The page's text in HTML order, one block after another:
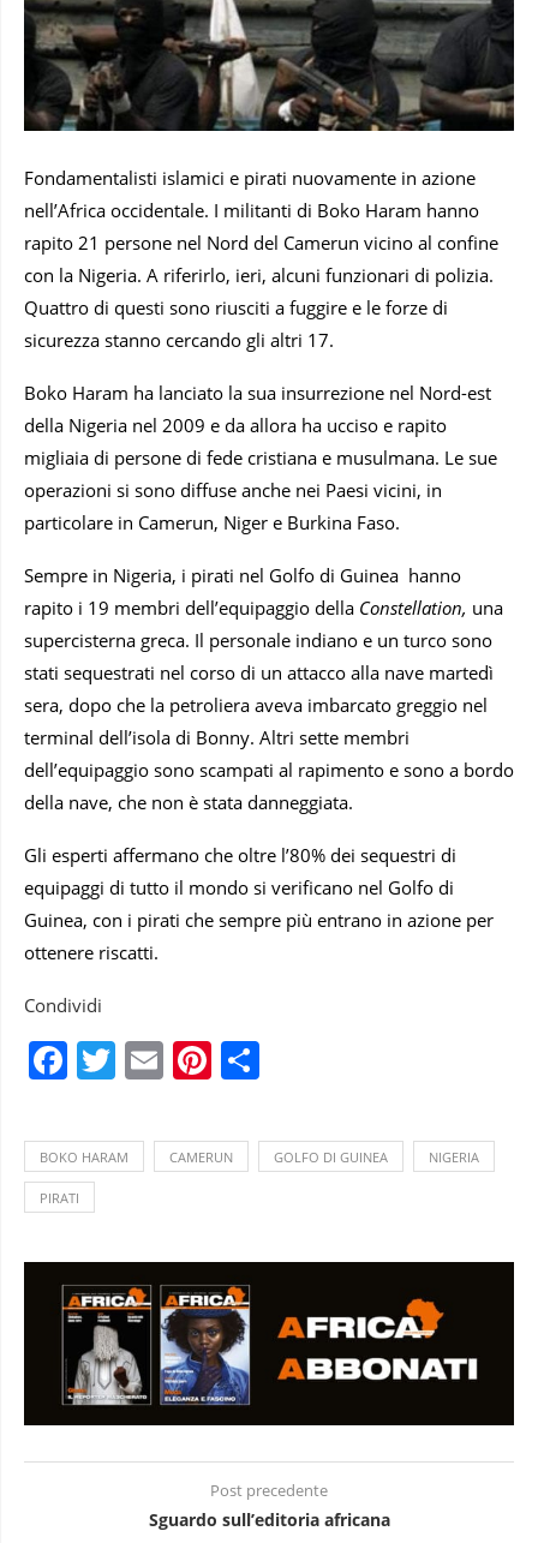
Fondamentalisti islamici e pirati nuovamente in azione
nell’Africa occidentale. I militanti di Boko Haram hanno
rapito 21 persone nel Nord del Camerun vicino al confine
con la Nigeria. A riferirlo, ieri, alcuni funzionari di polizia.
Quattro di questi sono riusciti a fuggire e le forze di
sicurezza stanno cercando gli altri 17.
Boko Haram ha lanciato la sua insurrezione nel Nord-est
della Nigeria nel 2009 e da allora ha ucciso e rapito
migliaia di persone di fede cristiana e musulmana. Le sue
operazioni si sono diffuse anche nei Paesi vicini, in
particolare in Camerun, Niger e Burkina Faso.
Sempre in Nigeria, i pirati nel Golfo di Guinea hanno
rapito i 19 membri dell’equipaggio della Constellation, una
supercisterna greca. Il personale indiano e un turco sono
stati sequestrati nel corso di un attacco alla nave martedì
sera, dopo che la petroliera aveva imbarcato greggio nel
terminal dell’isola di Bonny. Altri sette membri
dell’equipaggio sono scampati al rapimento e sono a bordo
della nave, che non è stata danneggiata.
Gli esperti affermano che oltre l’80% dei sequestri di
equipaggi di tutto il mondo si verificano nel Golfo di
Guinea, con i pirati che sempre più entrano in azione per
ottenere riscatti.
Condividi
Facebook
Twitter
EmailPinterest
BOKO HARAM CAMERUN GOLFO DI GUINEA NIGERIA
PIRATI
Post precedente
Sguardo sull’editoria africana